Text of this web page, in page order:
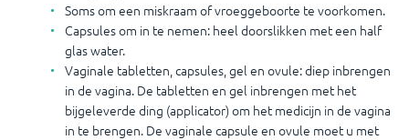
Soms om een miskraam of vroeggeboorte te voorkomen.
Capsules om in te nemen: heel doorslikken met een half
glas water.
Vaginale tabletten, capsules, gel en ovule: diep inbrengen
in de vagina. De tabletten en gel inbrengen met het
bijgeleverde ding (applicator) om het medicijn in de vagina
in te brengen. De vaginale capsule en ovule moet u met